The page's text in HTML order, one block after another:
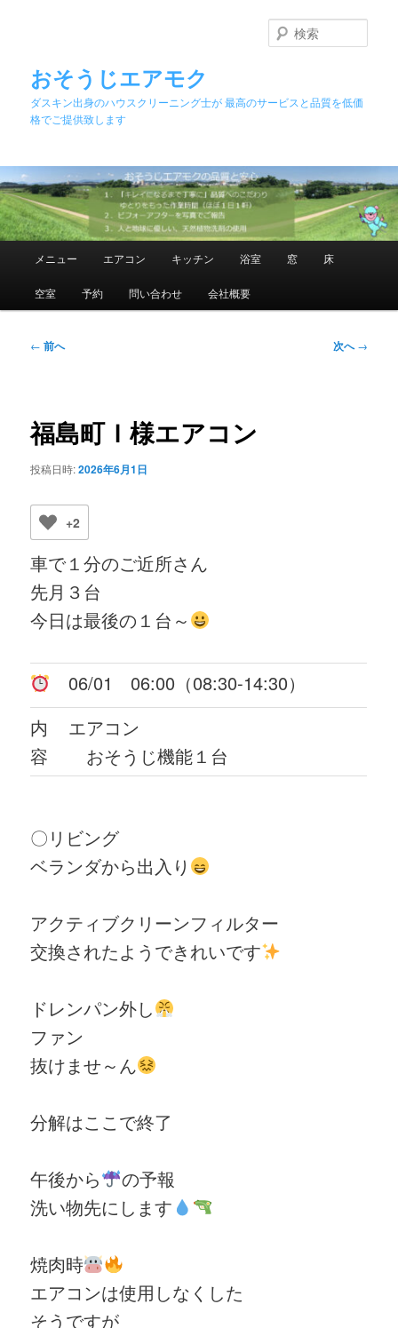
移
動
おそうじエアモク
ダスキン出身のハウスクリーニング士が 最高のサービスと品質を低価
格でご提供致します
索
メ
メニュー エアコン キッチン 浴室 窓 床
空室 予約 問い合わせ 会社概要
投
ゲ
ー
ョ
← 前へ 次へ→
福島町Ｉ様エアコン
投稿日時:2026年6月1日
+2
車で１分のご近所さん
先月３台
今日は最後の１台～
06/01 06:00（08:30-14:30）
内
容
エアコン
おそうじ機能１台
〇リビング
ベランダから出入り
アクティブクリーンフィルター
交換されたようできれいです
ドレンパン外し
ファン
抜けませ～ん
分解はここで終了
午後から
の予報
洗い物先にします
焼肉時
エアコンは使用しなくした
そうですが